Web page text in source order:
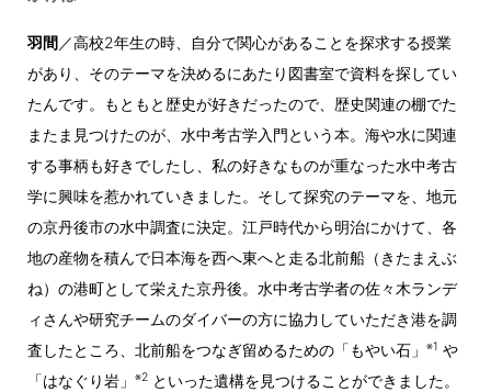
羽間／高校2年生の時、自分で関心があることを探求する授業
があり、そのテーマを決めるにあたり図書室で資料を探してい
たんです。もともと歴史が好きだったので、歴史関連の棚でた
またま見つけたのが、水中考古学入門という本。海や水に関連
する事柄も好きでしたし、私の好きなものが重なった水中考古
学に興味を惹かれていきました。そして探究のテーマを、地元
の京丹後市の水中調査に決定。江戸時代から明治にかけて、各
地の産物を積んで日本海を西へ東へと走る北前船（きたまえぶ
ね）の港町として栄えた京丹後。水中考古学者の佐々木ランデ
ィさんや研究チームのダイバーの方に協力していただき港を調
査したところ、北前船をつなぎ留めるための「もやい石」
※1 や
「はなぐり岩」
※2 といった遺構を見つけることができました。